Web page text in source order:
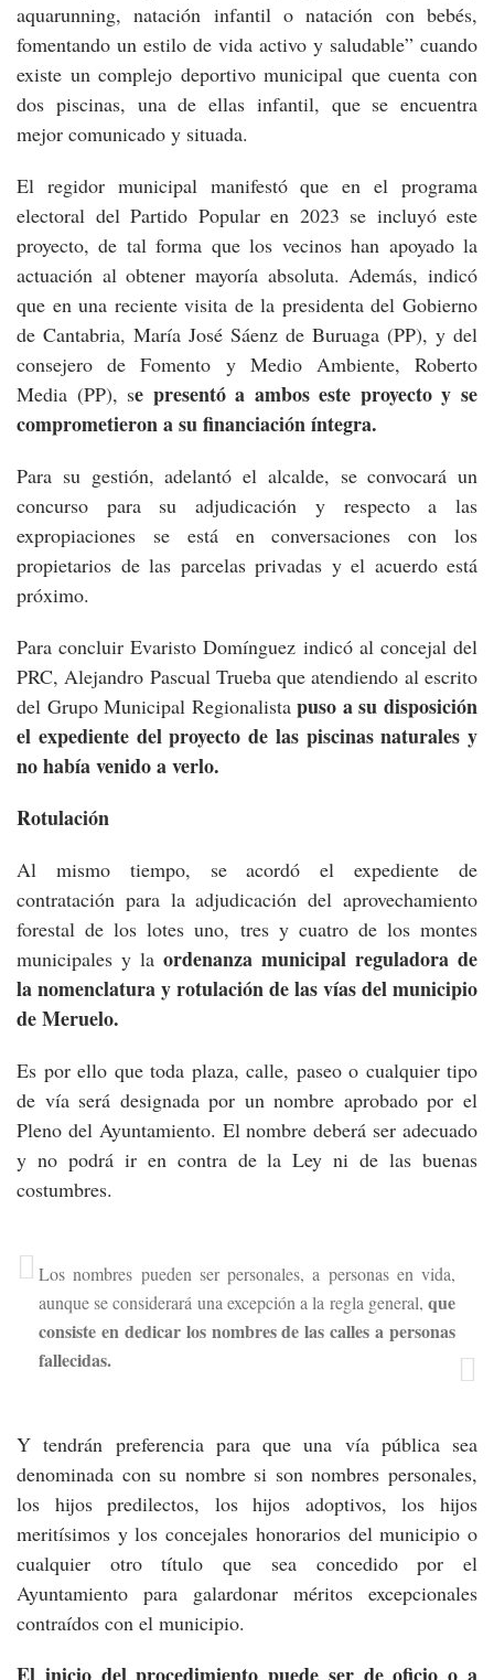
aquarunning, natación infantil o natación con bebés,
fomentando un estilo de vida activo y saludable” cuando
existe un complejo deportivo municipal que cuenta con
dos piscinas, una de ellas infantil, que se encuentra
mejor comunicado y situada.
El regidor municipal manifestó que en el programa
electoral del Partido Popular en 2023 se incluyó este
proyecto, de tal forma que los vecinos han apoyado la
actuación al obtener mayoría absoluta. Además, indicó
que en una reciente visita de la presidenta del Gobierno
de Cantabria, María José Sáenz de Buruaga (PP), y del
consejero de Fomento y Medio Ambiente, Roberto
Media (PP), se presentó a ambos este proyecto y se
comprometieron a su financiación íntegra.
Para su gestión, adelantó el alcalde, se convocará un
concurso para su adjudicación y respecto a las
expropiaciones se está en conversaciones con los
propietarios de las parcelas privadas y el acuerdo está
próximo.
Para concluir Evaristo Domínguez indicó al concejal del
PRC, Alejandro Pascual Trueba que atendiendo al escrito
del Grupo Municipal Regionalistapuso a su disposición
el expediente del proyecto de las piscinas naturales y
no había venido a verlo.
Rotulación
Al mismo tiempo, se acordó el expediente de
contratación para la adjudicación del aprovechamiento
forestal de los lotes uno, tres y cuatro de los montes
municipales y la ordenanza municipal reguladora de
la nomenclatura y rotulación de las vías del municipio
de Meruelo.
Es por ello que toda plaza, calle, paseo o cualquier tipo
de vía será designada por un nombre aprobado por el
Pleno del Ayuntamiento. El nombre deberá ser adecuado
y no podrá ir en contra de la Ley ni de las buenas
costumbres.
Los nombres pueden ser personales, a personas en vida,
aunque se considerará una excepción a la regla general, que
consiste en dedicar los nombres de las calles a personas
fallecidas.
Y tendrán preferencia para que una vía pública sea
denominada con su nombre si son nombres personales,
los hijos predilectos, los hijos adoptivos, los hijos
meritísimos y los concejales honorarios del municipio o
cualquier otro título que sea concedido por el
Ayuntamiento para galardonar méritos excepcionales
contraídos con el municipio.